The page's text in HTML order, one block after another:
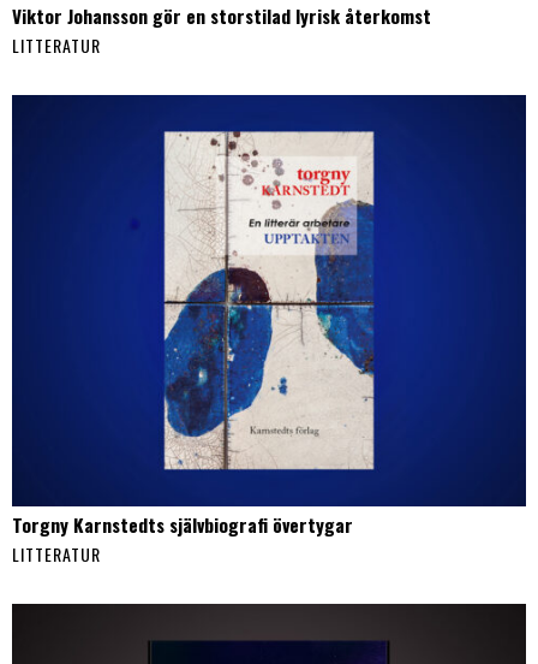
Viktor Johansson gör en storstilad lyrisk återkomst
LITTERATUR
Torgny Karnstedts självbiografi övertygar
LITTERATUR